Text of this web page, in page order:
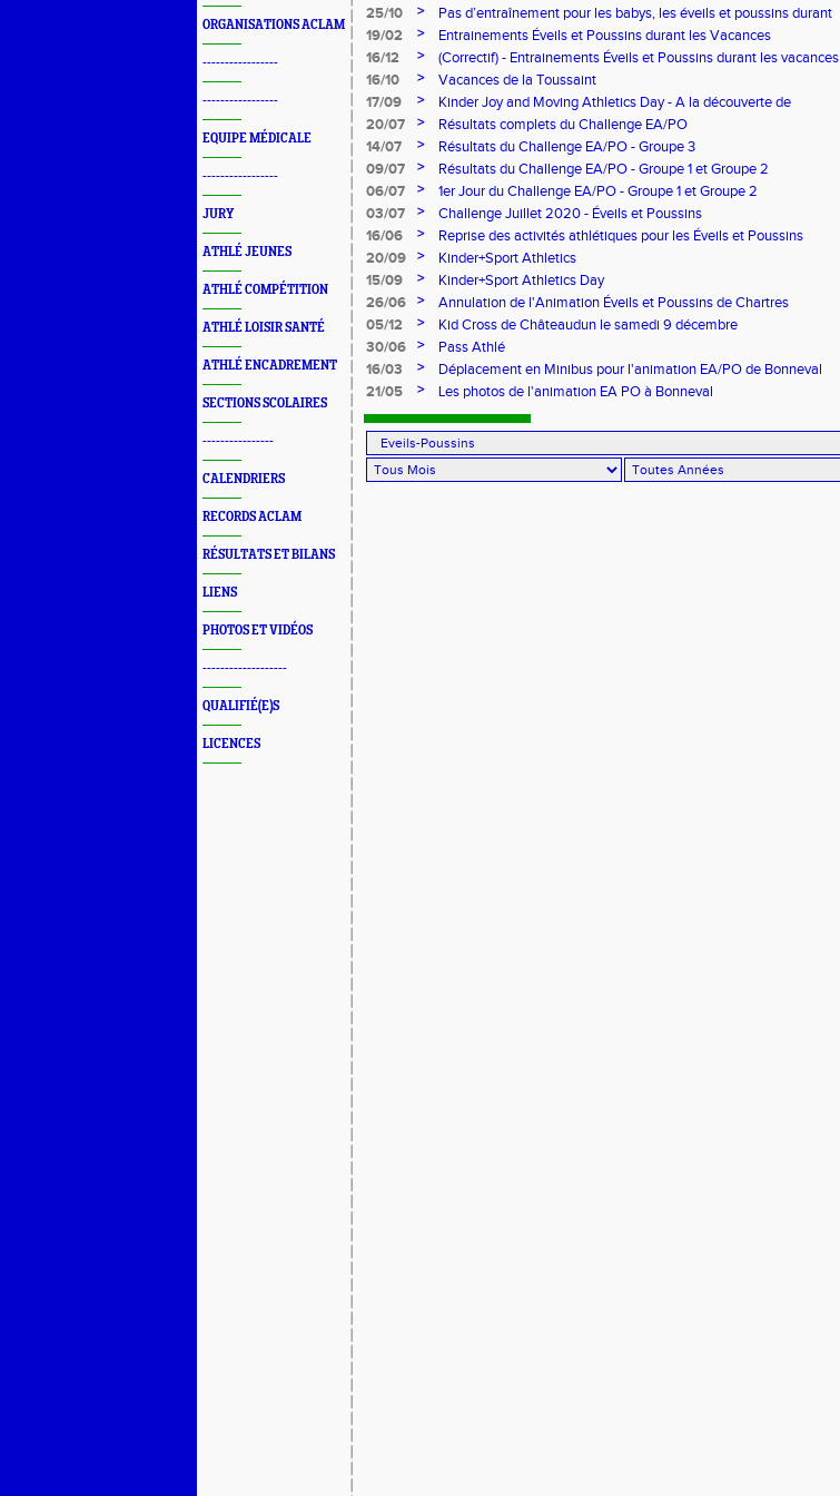
ORGANISATIONS ACLAM
-----------------
-----------------
EQUIPE MÉDICALE
-----------------
JURY
ATHLÉ JEUNES
ATHLÉ COMPÉTITION
ATHLÉ LOISIR SANTÉ
ATHLÉ ENCADREMENT
SECTIONS SCOLAIRES
----------------
CALENDRIERS
RECORDS ACLAM
RÉSULTATS ET BILANS
LIENS
PHOTOS ET VIDÉOS
-------------------
QUALIFIÉ(E)S
LICENCES
25/10
>
Pas d’entraînement pour les babys, les éveils et poussins durant
les vacances
19/02 >
Entrainements Éveils et Poussins durant les Vacances
16/12
>
(Correctif) - Entrainements Éveils et Poussins durant les vacances
16/10
>
Vacances de la Toussaint
17/09
>
Kinder Joy and Moving Athletics Day - A la découverte de
l'athlétisme avec l'ACLAM
20/07 >
Résultats complets du Challenge EA/PO
14/07
>
Résultats du Challenge EA/PO - Groupe 3
09/07
>
Résultats du Challenge EA/PO - Groupe 1 et Groupe 2
06/07
>
1er Jour du Challenge EA/PO - Groupe 1 et Groupe 2
03/07
>
Challenge Juillet 2020 - Éveils et Poussins
16/06
>
Reprise des activités athlétiques pour les Éveils et Poussins
20/09
>
Kinder+Sport Athletics
15/09
>
Kinder+Sport Athletics Day
26/06
>
Annulation de l'Animation Éveils et Poussins de Chartres
05/12
>
Kid Cross de Châteaudun le samedi 9 décembre
30/06
> Pass Athlé
16/03 >
Déplacement en Minibus pour l'animation EA/PO de Bonneval
21/05
> Les photos de l'animation EA PO à Bonneval